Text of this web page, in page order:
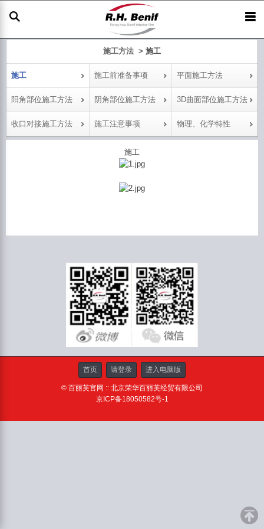
施工方法 > 施工
施工 施工前准备事项 平面施工方法
阳角部位施工方法 阴角部位施工方法 3D曲面部位施工方法
收口对接施工方法 施工注意事项 物理、化学特性
施工
首页 请登录 进入电脑版
© 百丽芙官网 :: 北京荣华百丽芙经贸有限公司
京ICP备18050582号-1